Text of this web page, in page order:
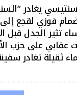
يغادر
فوزي لقجع إلى
تثير الجدل قبل
على حزب
ثقيلة تغادر